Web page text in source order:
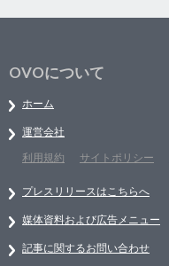
OVOについて
ホーム
運営会社
利用規約
サイトポリシー
プレスリリースはこちらへ
媒体資料および広告メニュー
記事に関するお問い合わせ